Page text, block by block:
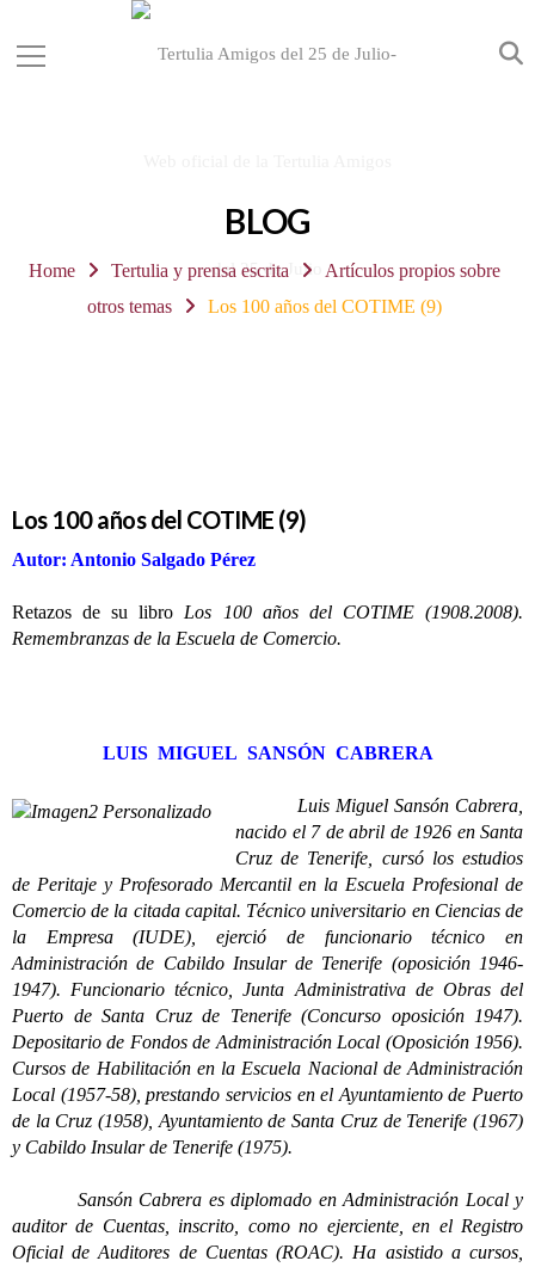
BLOG
Home Tertulia y prensa escrita
Artículos propios sobre
otros temas
Los 100 años del COTIME (9)
Los 100 años del COTIME (9)
Autor: Antonio Salgado Pérez
Retazos de su libro Los 100 años del COTIME (1908.2008).
Remembranzas de la Escuela de Comercio.
LUIS MIGUEL SANSÓN CABRERA
Luis Miguel Sansón Cabrera,
nacido el 7 de abril de 1926 en Santa
Cruz de Tenerife, cursó los estudios
de Peritaje y Profesorado Mercantil en la Escuela Profesional de
Comercio de la citada capital. Técnico universitario en Ciencias de
la Empresa (IUDE), ejerció de funcionario técnico en
Administración de Cabildo Insular de Tenerife (oposición 1946-
1947). Funcionario técnico, Junta Administrativa de Obras del
Puerto de Santa Cruz de Tenerife (Concurso oposición 1947).
Depositario de Fondos de Administración Local (Oposición 1956).
Cursos de Habilitación en la Escuela Nacional de Administración
Local (1957-58), prestando servicios en el Ayuntamiento de Puerto
de la Cruz (1958), Ayuntamiento de Santa Cruz de Tenerife (1967)
y Cabildo Insular de Tenerife (1975).
Sansón Cabrera es diplomado en Administración Local y
auditor de Cuentas, inscrito, como no ejerciente, en el Registro
Oficial de Auditores de Cuentas (ROAC). Ha asistido a cursos,